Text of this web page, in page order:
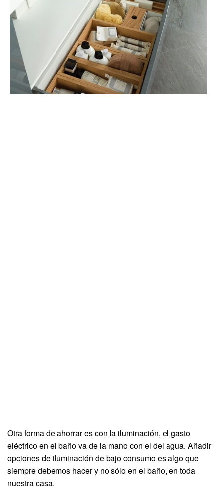
Otra forma de ahorrar es con la iluminación, el gasto
eléctrico en el baño va de la mano con el del agua. Añadir
opciones de iluminación de bajo consumo es algo que
siempre debemos hacer y no sólo en el baño, en toda
nuestra casa.